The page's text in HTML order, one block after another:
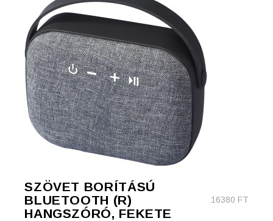
SZÖVET BORÍTÁSÚ
BLUETOOTH (R)
HANGSZÓRÓ, FEKETE
16380 FT